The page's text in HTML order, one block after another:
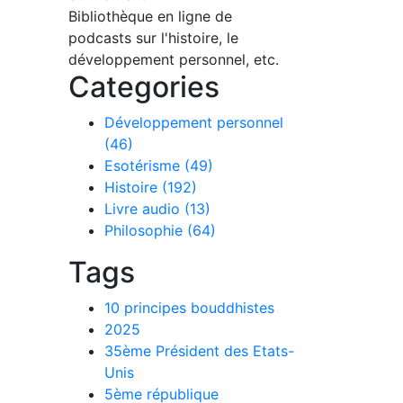
Bibliothèque en ligne de
podcasts sur l'histoire, le
développement personnel, etc.
Categories
Développement personnel
(46)
Esotérisme (49)
Histoire (192)
Livre audio (13)
Philosophie (64)
Tags
10 principes bouddhistes
2025
35ème Président des Etats-
Unis
5ème république